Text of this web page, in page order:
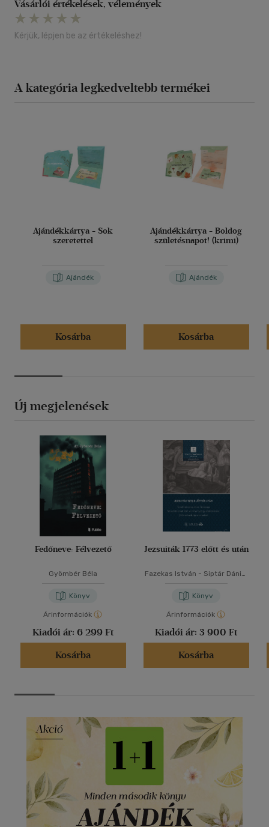
Vásárlói értékelések, vélemények
Kérjük, lépjen be az értékeléshez!
A kategória legkedveltebb termékei
Ajándékkártya - Sok
szeretettel
Ajándék
Kosárba
Ajándékkártya - Boldog
születésnapot! (krimi)
Ajándék
Kosárba
Új megjelenések
Fedőneve: Félvezető
Gyömbér Béla
Könyv
Árinformációk
Kiadói ár: 6 299 Ft
Kosárba
Jezsuiták 1773 előtt és után
Fazekas István - Siptár Dániel
Könyv
Árinformációk
Kiadói ár: 3 900 Ft
Kosárba